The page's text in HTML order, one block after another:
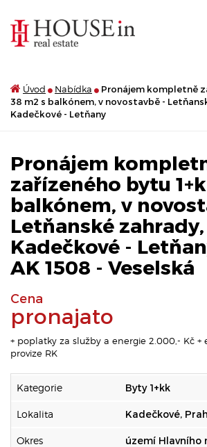
Úvod Nabídka
Pronájem kompletně
38 m2 s balkónem, v novostavbě -
Kadečkové - Letňany
Pronájem
zařízeného bytu
balkónem, v
Letňanské zahrady,
Kadečkové -
AK 1508 - Veselská
Cena
pronajato
+ poplatky za služby a energie 2.000,- Kč +
provize RK
Kategorie Byty 1+kk
Lokalita Kadečkové,
Okres území Hlavního